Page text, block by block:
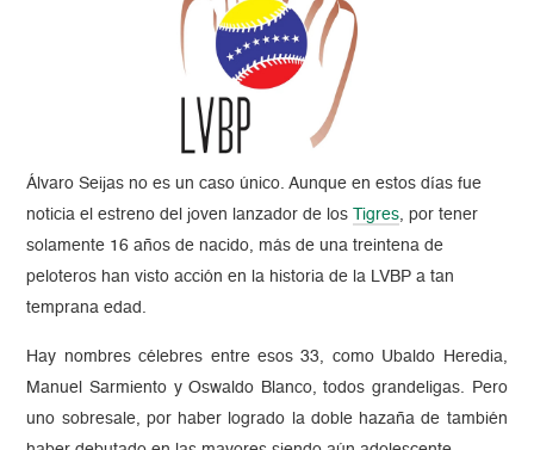
Álvaro Seijas no es un caso único. Aunque en estos días fue
noticia el estreno del joven lanzador de los
Tigres, por tener
solamente 16 años de nacido, más de una treintena de
peloteros han visto acción en la historia de la LVBP a tan
temprana edad.
Hay nombres célebres entre esos 33, como Ubaldo Heredia,
Manuel Sarmiento y Oswaldo Blanco, todos grandeligas. Pero
uno sobresale, por haber logrado la doble hazaña de también